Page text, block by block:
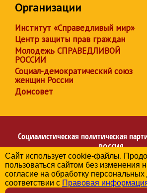
Организации
Институт «Справедливый мир»
Центр защиты прав граждан
Молодежь СПРАВЕДЛИВОЙ
РОССИИ
Социал-демократический союз
женщин России
Домсовет
Социалистическая политическая
РОССИЯ
Региональное отделение партии в
– Кузбассе
© 2006-2026
Сайт использует cookie-файлы.
пользоваться сайтом без изменения
согласие на обработку
соответствии с Правовая